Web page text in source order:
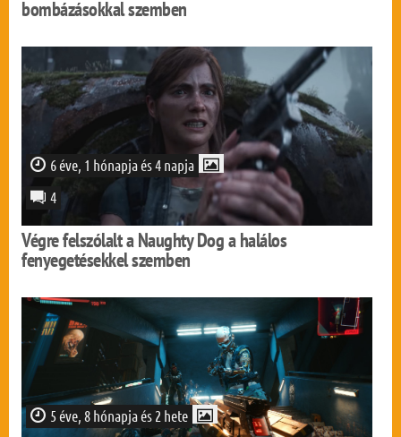
bombázásokkal szemben
6 éve, 1 hónapja és 4 napja
4
Végre felszólalt a Naughty Dog a halálos
fenyegetésekkel szemben
5 éve, 8 hónapja és 2 hete